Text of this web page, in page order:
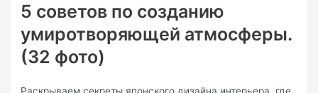
5 советов по созданию
умиротворяющей атмосферы.
(32 фото)